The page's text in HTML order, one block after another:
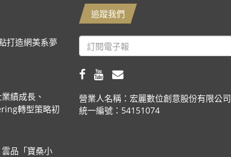
打造網美系夢
績成長、
轉型策略初
品「寶桑小
追蹤我們
營業人名稱：宏麗數位創意股份有限公司
統一編號：54151074